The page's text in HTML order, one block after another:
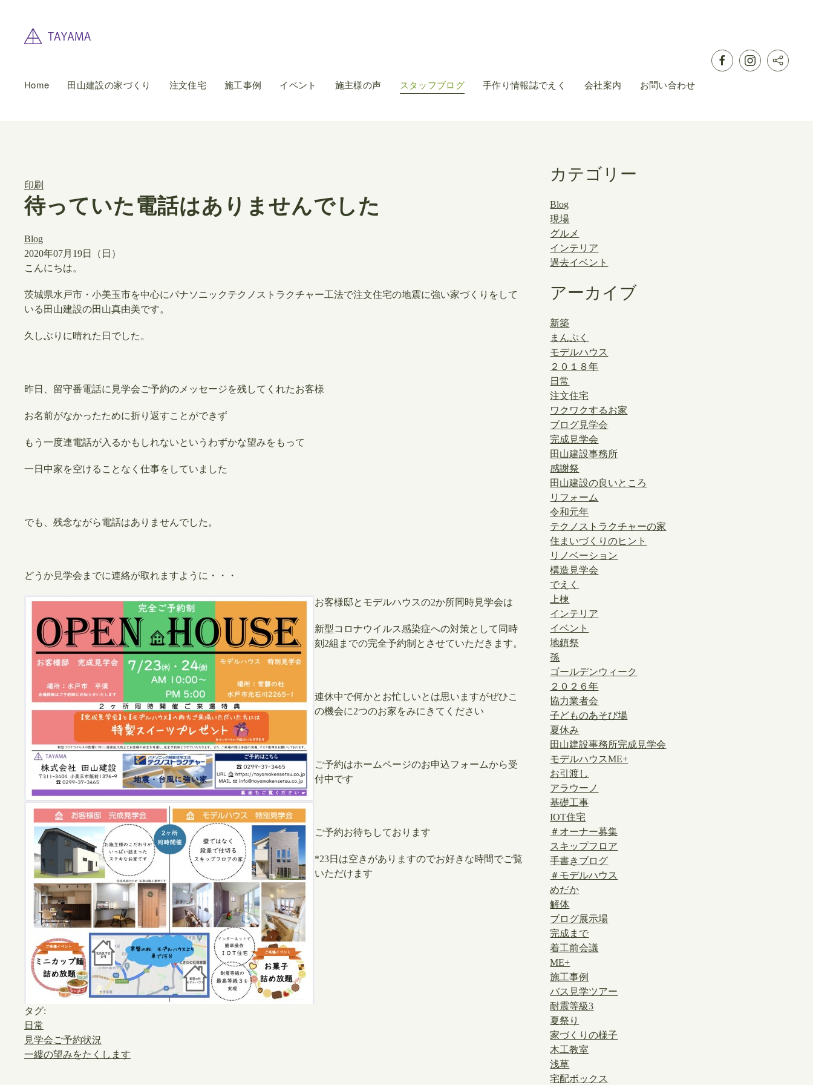
Home 田山建設の家づくり 注文住宅 施工事例 イベント 施主様の声 スタッフブログ 手作り情報誌でえく 会社案内 お問い合わせ
印刷
待っていた電話はありませんでした
Blog
2020年07月19日（日）
こんにちは。
茨城県水戸市・小美玉市を中心にパナソニックテクノストラクチャー工法で注文住宅の地震に強い家づくりをして
いる田山建設の田山真由美です。
久しぶりに晴れた日でした。
昨日、留守番電話に見学会ご予約のメッセージを残してくれたお客様
お名前がなかったために折り返すことができず
もう一度連電話が入るかもしれないというわずかな望みをもって
一日中家を空けることなく仕事をしていました
でも、残念ながら電話はありませんでした。
どうか見学会までに連絡が取れますように・・・
お客様邸とモデルハウスの2か所同時見学会は
新型コロナウイルス感染症への対策として同時
刻2組までの完全予約制とさせていただきます。
連休中で何かとお忙しいとは思いますがぜひこ
の機会に2つのお家をみにきてください
ご予約はホームページのお申込フォームから受
付中です
ご予約お待ちしております
*23日は空きがありますのでお好きな時間でご覧
いただけます
タグ:
日常
見学会ご予約状況
一縷の望みをたくします
カテゴリー
Blog
現場
グルメ
インテリア
過去イベント
アーカイブ
新築
まんぷく
モデルハウス
２０１８年
日常
注文住宅
ワクワクするお家
ブログ見学会
完成見学会
田山建設事務所
感謝祭
田山建設の良いところ
リフォーム
令和元年
テクノストラクチャーの家
住まいづくりのヒント
リノベーション
構造見学会
でえく
上棟
インテリア
イベント
地鎮祭
孫
ゴールデンウィーク
２０２６年
協力業者会
子どものあそび場
夏休み
田山建設事務所完成見学会
モデルハウスME+
お引渡し
アラウーノ
基礎工事
IOT住宅
＃オーナー募集
スキップフロア
手書きブログ
＃モデルハウス
めだか
解体
ブログ展示場
完成まで
着工前会議
ME+
施工事例
バス見学ツアー
耐震等級3
夏祭り
家づくりの様子
木工教室
浅草
宅配ボックス